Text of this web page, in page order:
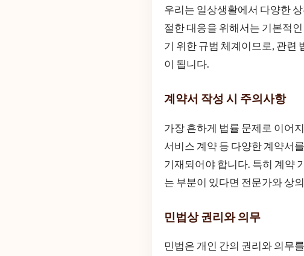
우리는 일상생활에서 다양한
절한 대응을 위해서는 기본적인
기 위한 규범 체계이므로, 관련
이 됩니다.
계약서 작성 시 주의사항
가장 흔하게 법률 문제로 이어
서비스 계약 등 다양한 계약서
기재되어야 합니다. 특히 계약
는 부분이 있다면 전문가와 상
민법상 권리와 의무
민법은 개인 간의 권리와 의무